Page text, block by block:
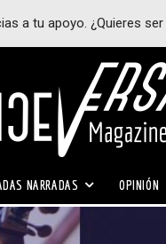
a tu apoyo. ¿Quieres
NARRADAS OPINIÓN